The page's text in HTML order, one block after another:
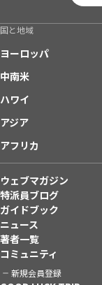
国と地域
ヨーロッパ
中南米
ハワイ
アジア
アフリカ
ウェブマガジン
特派員ブログ
ガイドブック
ニュース
著者一覧
コミュニティ
新規会員登録